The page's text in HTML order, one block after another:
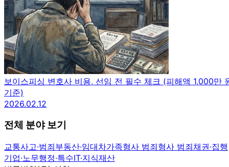
보이스피싱 변호사 비용, 선임 전 필수 체크 (피해액 1,000만
기준)
2026.02.12
전체 분야 보기
교통사고·범죄부동산·임대차가족형사 범죄형사 범죄채권·집행
기업·노무행정·특수IT·지식재산